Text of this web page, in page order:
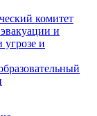
комитет
и
угрозе и